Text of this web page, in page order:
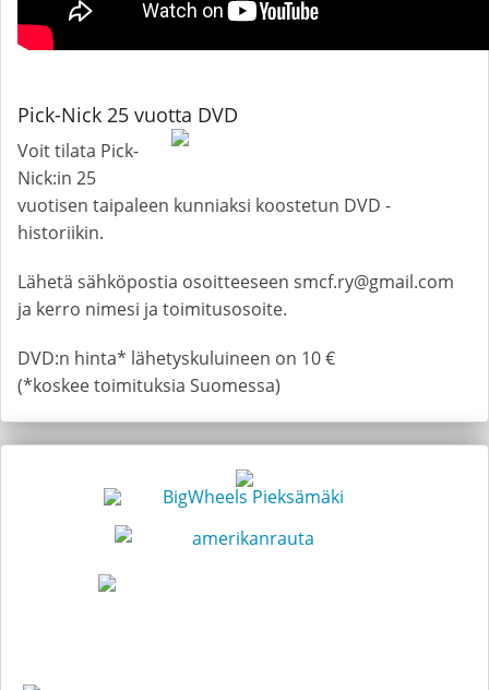
Pick-Nick 25 vuotta DVD
Voit tilata Pick-
Nick:in 25
vuotisen taipaleen kunniaksi koostetun DVD -
historiikin.
Lähetä sähköpostia osoitteeseen smcf.ry@gmail.com
ja kerro nimesi ja toimitusosoite.
DVD:n hinta* lähetyskuluineen on 10 €
(*koskee toimituksia Suomessa)